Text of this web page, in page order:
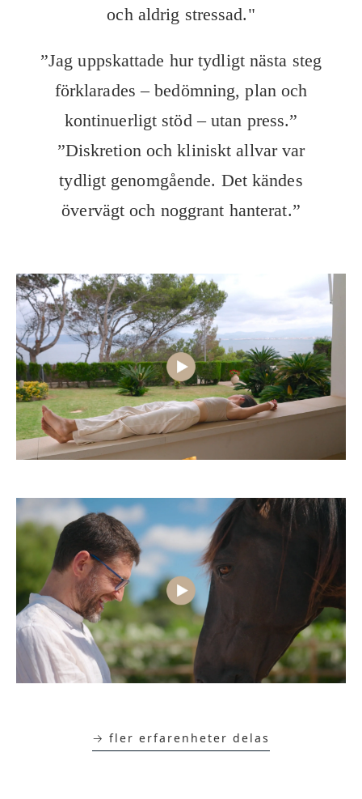
och aldrig stressad."
”Jag uppskattade hur tydligt nästa steg
förklarades – bedömning, plan och
kontinuerligt stöd – utan press.”
”Diskretion och kliniskt allvar var
tydligt genomgående. Det kändes
övervägt och noggrant hanterat.”
→ fler erfarenheter delas